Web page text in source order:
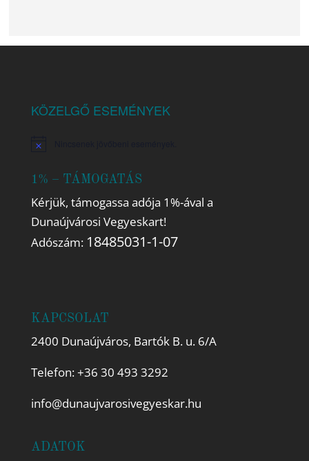
KÖZELGŐ ESEMÉNYEK
Notice
1% – TÁMOGATÁS
Kérjük, támogassa adója 1%-ával a
Dunaújvárosi Vegyeskart!
Adószám: 18485031-1-07
KAPCSOLAT
2400 Dunaújváros, Bartók B. u. 6/A
Telefon:+36 30 493 3292
info@dunaujvarosivegyeskar.hu
ADATOK